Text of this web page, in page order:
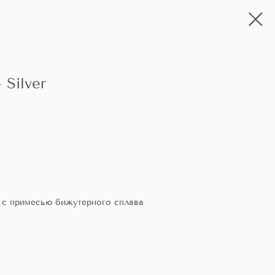
Silver
с примесью бижутерного сплава